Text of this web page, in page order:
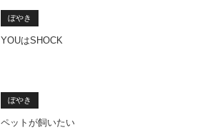
ぼやき
YOUはSHOCK
ぼやき
ペットが飼いたい